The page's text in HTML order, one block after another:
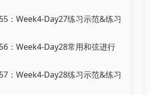
：Week4-Day27练习示范&练习
：Week4-Day28常用和弦进行
：Week4-Day28练习示范&练习